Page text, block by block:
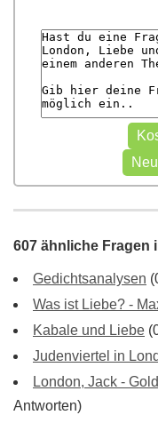
607 ähnliche Fragen
Gedichtsanalysen
Was ist Liebe? -
Kabale und Liebe
Judenviertel in
London, Jack -
Antworten)